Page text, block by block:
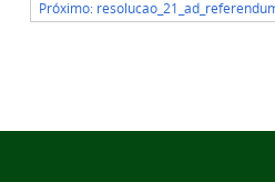
Próximo: